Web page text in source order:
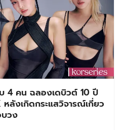
4 คน ฉลองเดบิวต์ 10 ปี
ลังเกิดกระแสวิจารณ์เกี่ยว
วง